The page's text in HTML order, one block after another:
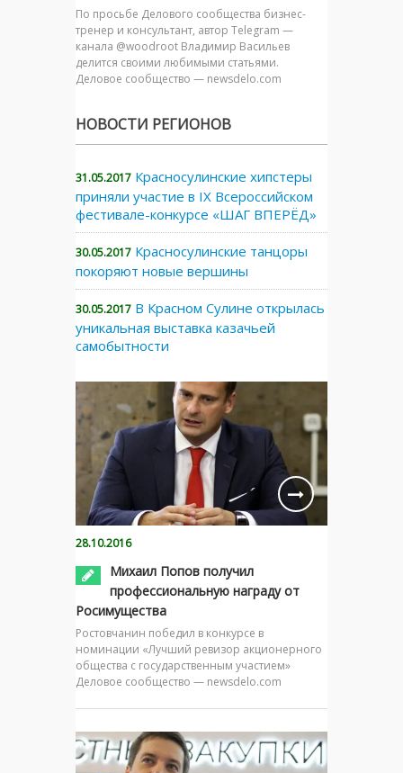
По просьбе Делового сообщества бизнес-
тренер и консультант, автор Telegram —
канала @woodroot Владимир Васильев
делится своими любимыми статьями.
Деловое сообщество — newsdelo.com
НОВОСТИ РЕГИОНОВ
31.05.2017 Красносулинские хипстеры
приняли участие в IX Всероссийском
фестивале-конкурсе «ШАГ ВПЕРЁД»
30.05.2017 Красносулинские танцоры
покоряют новые вершины
30.05.2017 В Красном Сулине открылась
уникальная выставка казачьей
самобытности
28.10.2016
Михаил Попов получил
профессиональную награду от
Росимущества
Ростовчанин победил в конкурсе в
номинации «Лучший ревизор акционерного
общества с государственным участием»
Деловое сообщество — newsdelo.com